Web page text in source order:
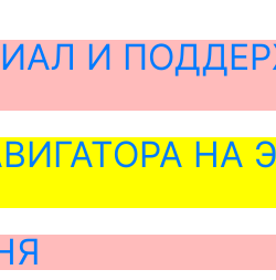
И
НА